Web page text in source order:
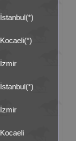
İstanbul(*)
Kocaeli(*)
İzmir
İstanbul(*)
İzmir
Kocaeli